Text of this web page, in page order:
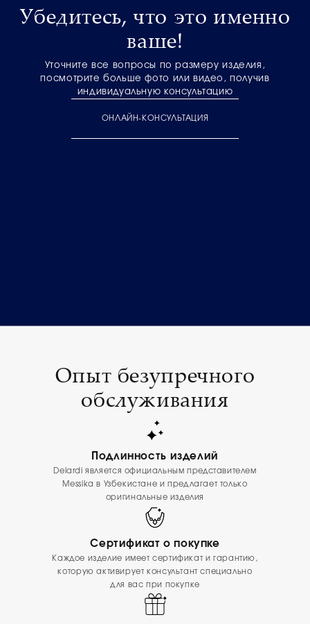
Убедитесь, что это именно
ваше!
Уточните все вопросы по размеру изделия,
посмотрите больше фото или видео, получив
индивидуальную консультацию
ОНЛАЙН-КОНСУЛЬТАЦИЯ
Опыт безупречного
обслуживания
Подлинность изделий
Delardi является официальным представителем
Messika в Узбекистане и предлагает только
оригинальные изделия
Сертификат о покупке
Каждое изделие имеет сертификат и гарантию,
которую активирует консультант специально
для вас при покупке